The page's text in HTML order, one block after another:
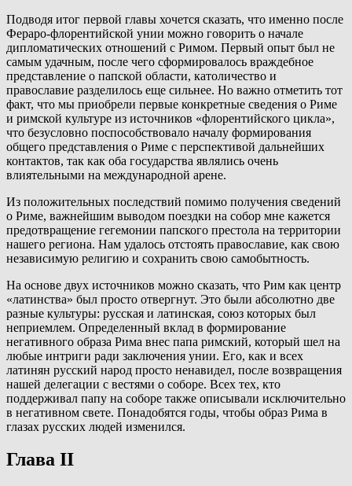
Подводя итог первой главы хочется сказать, что именно после
Фераро-флорентийской унии можно говорить о начале
дипломатических отношений с Римом. Первый опыт был не
самым удачным, после чего сформировалось враждебное
представление о папской области, католичество и
православие разделилось еще сильнее. Но важно отметить тот
факт, что мы приобрели первые конкретные сведения о Риме
и римской культуре из источников «флорентийского цикла»,
что безусловно поспособствовало началу формирования
общего представления о Риме с перспективой дальнейших
контактов, так как оба государства являлись очень
влиятельными на международной арене.
Из положительных последствий помимо получения сведений
о Риме, важнейшим выводом поездки на собор мне кажется
предотвращение гегемонии папского престола на территории
нашего региона. Нам удалось отстоять православие, как свою
независимую религию и сохранить свою самобытность.
На основе двух источников можно сказать, что Рим как центр
«латинства» был просто отвергнут. Это были абсолютно две
разные культуры: русская и латинская, союз которых был
неприемлем. Определенный вклад в формирование
негативного образа Рима внес папа римский, который шел на
любые интриги ради заключения унии. Его, как и всех
латинян русский народ просто ненавидел, после возвращения
нашей делегации с вестями о соборе. Всех тех, кто
поддерживал папу на соборе также описывали исключительно
в негативном свете. Понадобятся годы, чтобы образ Рима в
глазах русских людей изменился.
Глава II